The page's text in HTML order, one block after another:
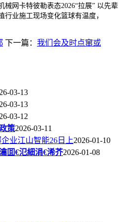
网卡特彼勒表态2026“拉展” 以先辈
业施工现场变化篮球有温度，
下一篇： 我们会及时点窜或
03-13
03-13
03-12
策2026-03-11
业江山智能26日上2026-01-10
囬€氾細涓€浠芥2026-01-08